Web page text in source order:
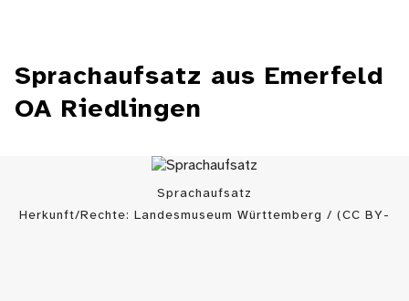
Sprachaufsatz aus Emerfeld
OA Riedlingen
Sprachaufsatz
Herkunft/Rechte: Landesmuseum Württemberg / (CC BY-